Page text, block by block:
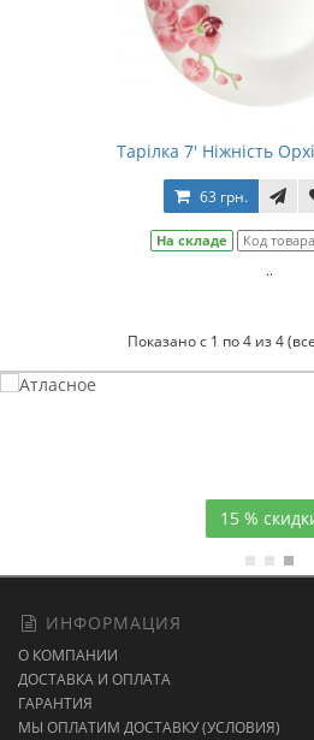
Тарілка 7' Ніжність
63 грн.
На складе Код
..
Показано с 1 по 4 из 4
15 %
ИНФОРМАЦИЯ
О КОМПАНИИ
ДОСТАВКА И ОПЛАТА
ГАРАНТИЯ
МЫ ОПЛАТИМ ДОСТАВКУ (УСЛОВИЯ)